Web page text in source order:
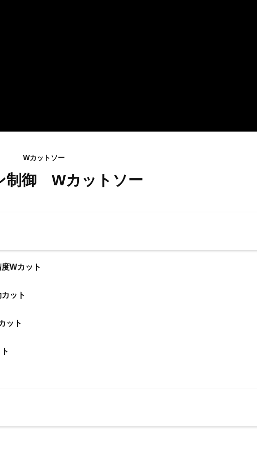
Wカットソー
制御 Wカットソー
Wカット
ット
ット